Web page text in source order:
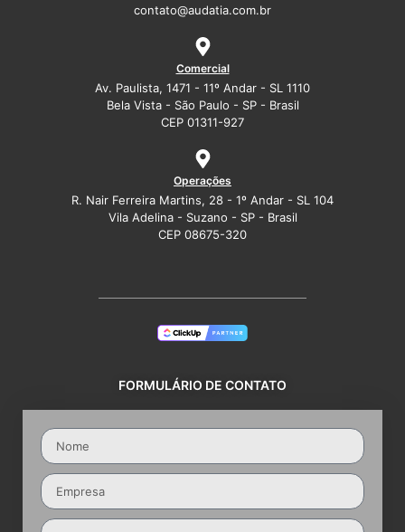
contato@audatia.com.br
Comercial
Av. Paulista, 1471 - 11º Andar - SL 1110
Bela Vista - São Paulo - SP - Brasil
CEP 01311-927
Operações
R. Nair Ferreira Martins, 28 - 1º Andar - SL 104
Vila Adelina - Suzano - SP - Brasil
CEP 08675-320
FORMULÁRIO DE CONTATO